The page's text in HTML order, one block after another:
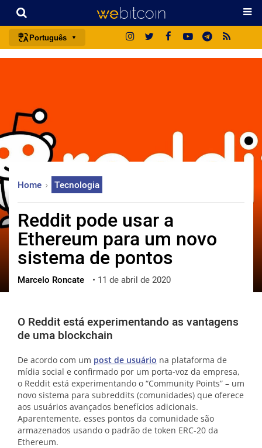
Português
français
italiano
deutsch
中文
한국어
العربية
ไทย
ქართული
vietnamese
Home Tecnologia
Reddit pode usar a
Ethereum para um novo
sistema de pontos
Marcelo Roncate • 11 de abril de 2020
O Reddit está experimentando as vantagens
de uma blockchain
De acordo com um post de usuário na plataforma de
mídia social e confirmado por um porta-voz da empresa,
o Reddit está experimentando o “Community Points” – um
novo sistema para subreddits (comunidades) que oferece
aos usuários avançados benefícios adicionais.
Aparentemente, esses pontos da comunidade são
armazenados usando o padrão de token ERC-20 da
Ethereum.